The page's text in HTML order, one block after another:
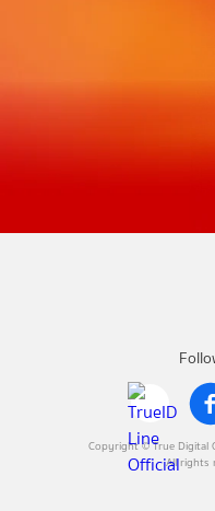
Copyright © True Digital
All rights